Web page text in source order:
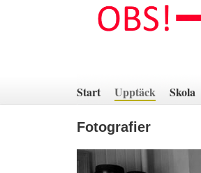
innehåll
Start Upptäck Skola
Fotografier